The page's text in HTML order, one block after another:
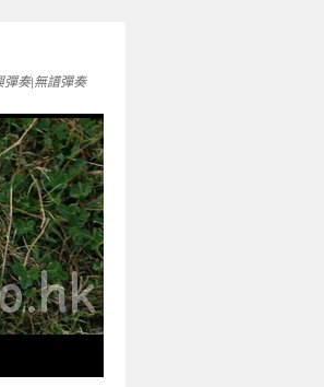
彈奏|無譜彈奏